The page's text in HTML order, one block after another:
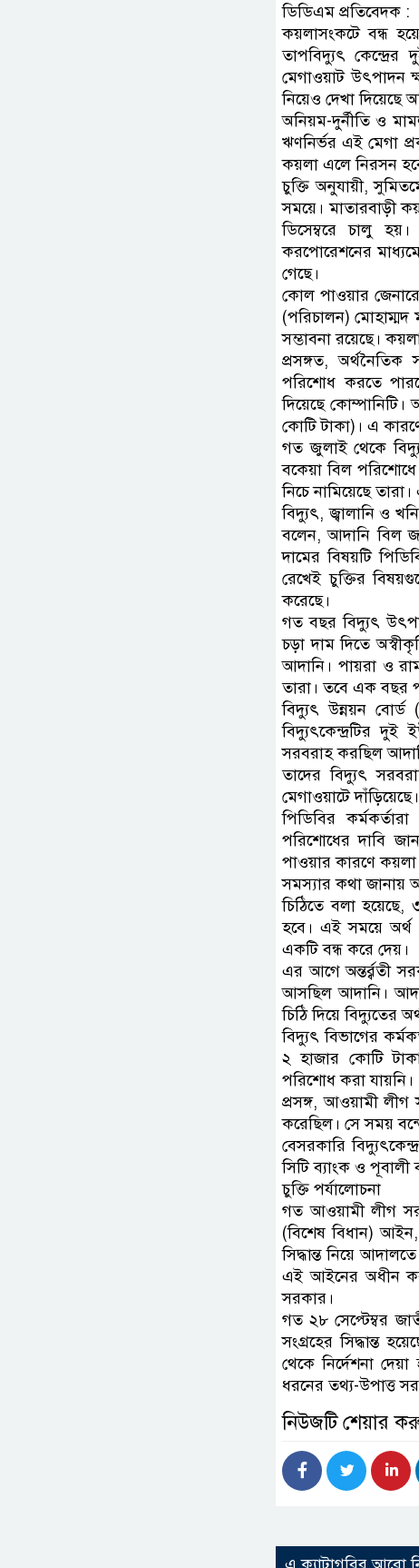
ডিডিএম প্রতিবেদক :
কয়লাসংকটে বন্ধ
তাপবিদ্যুৎ
মেগাওয়াট উৎপাদন
নিয়েও দেখা দিয়েছে
অনিয়ম-দুর্নীতি ও
ঋণনির্ভর এই মেগা
কয়লা এলে নিরসন
চুক্তি অনুযায়ী,
সময়ে। মাতারবাড়ী
ডিসেম্বরে চালু
করপোরেশনের
গেছে।
কোল পাওয়ার
(পরিচালন)
সম্ভাবনা রয়েছে।
প্রসঙ্গত,
পরিশোধ করতে
দিয়েছে
কোটি টাকা)। এ
গত জুলাই থেকে
বকেয়া বিল পরিশোধে
নিচে নামিয়েছে
বিদ্যুৎ, জ্বালানি ও
বলেন, আদানি বিল
দামের বিষয়টি
রেখেই চুক্তির
করেছে।
গত বছর বিদ্যুৎ
চড়া দাম দিতে
আদানি। পায়রা ও
তারা। তবে এক বছর
বিদ্যুৎ উন্নয়ন বোর্ড
বিদ্যুৎকেন্দ্রটির
সরবরাহ করছিল
তাদের বিদ্যুৎ
মেগাওয়াটে দাঁড়িয়েছে।
পিডিবির
পরিশোধের দাবি
পাওয়ার কারণে কয়লা
সমস্যার কথা জানায়
চিঠিতে বলা হয়েছে,
হবে। এই সময়ে অর্থ
একটি বন্ধ করে দেয়।
এর আগে অন্তর্র্বতী
আসছিল আদানি।
চিঠি দিয়ে বিদ্যুতের
বিদ্যুৎ বিভাগের
২ হাজার কোটি
পরিশোধ করা যায়নি।
প্রসঙ্গ, আওয়ামী
করেছিল। সে সময়
বেসরকারি
সিটি ব্যাংক ও পূবালী
চুক্তি পর্যালোচনা
গত আওয়ামী লীগ
(বিশেষ বিধান)
সিদ্ধান্ত নিয়ে
এই আইনের অধীন
সরকার।
গত ২৮ সেপ্টেম্বর
সংগ্রহের সিদ্ধান্ত
থেকে নির্দেশনা
ধরনের তথ্য-উপাত্ত
নিউজটি শেয়ার
এ ক্যাটাগরির আরো